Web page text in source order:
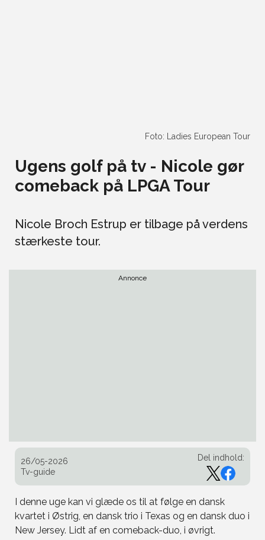
Foto: Ladies European Tour
Ugens golf på tv - Nicole gør
comeback på LPGA Tour
Nicole Broch Estrup er tilbage på verdens
stærkeste tour.
Annonce
26/05-2026
Tv-guide
Del indhold:
I denne uge kan vi glæde os til at følge en dansk
kvartet i Østrig, en dansk trio i Texas og en dansk duo i
New Jersey. Lidt af en comeback-duo, i øvrigt.